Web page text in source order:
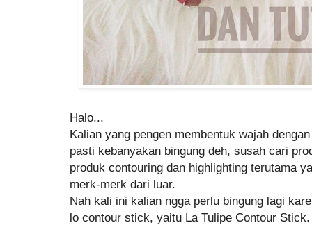
Halo...
Kalian yang pengen membentuk wajah
pasti kebanyakan bingung deh, susah cari
produk contouring dan highlighting terutama
merk-merk dari luar.
Nah kali ini kalian ngga perlu bingung lagi
lo contour stick, yaitu La Tulipe Contour Stick.